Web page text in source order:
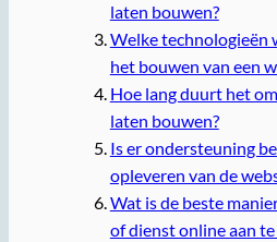
laten bouwen?
Welke technologieën
het bouwen van een
Hoe lang duurt het
laten bouwen?
Is er ondersteuning
opleveren van de
Wat is de beste
of dienst online aan te